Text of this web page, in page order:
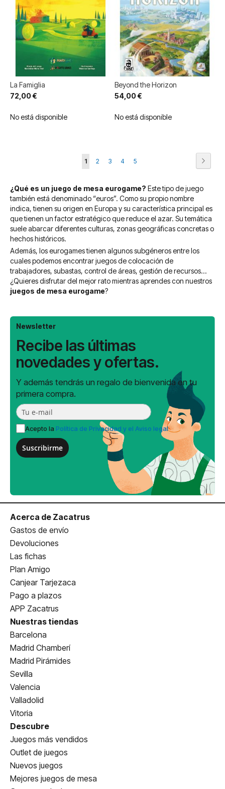
La Famiglia
72,00 €
No está disponible
Beyond the Horizon
54,00 €
No está disponible
Página
Actualmente
leyendo
página
1 Página
2 Página
3 Página
4 Página
5
¿Qué es un juego de mesa eurogame? Este tipo de juego
también está denominado “euros”. Como su propio nombre
indica, tienen su origen en Europa y su característica principal es
que tienen un factor estratégico que reduce el azar. Su temática
suele abarcar diferentes culturas, zonas geográficas concretas o
hechos históricos.
Además, los eurogames tienen algunos subgéneros entre los
cuales podemos encontrar juegos de colocación de
trabajadores, subastas, control de áreas, gestión de recursos...
¿Quieres disfrutar del mejor rato mientras aprendes con nuestros
juegos de mesa eurogame?
Newsletter
Recibe las últimas
novedades y ofertas.
Y además tendrás un regalo de bienvenida en tu
primera compra.
Acepto la Política de Privacidad y el Aviso legal
Suscribirme
Acerca de Zacatrus
Gastos de envío
Devoluciones
Las fichas
Plan Amigo
Canjear Tarjezaca
Pago a plazos
APP Zacatrus
Nuestras tiendas
Barcelona
Madrid Chamberí
Madrid Pirámides
Sevilla
Valencia
Valladolid
Vitoria
Descubre
Juegos más vendidos
Outlet de juegos
Nuevos juegos
Mejores juegos de mesa